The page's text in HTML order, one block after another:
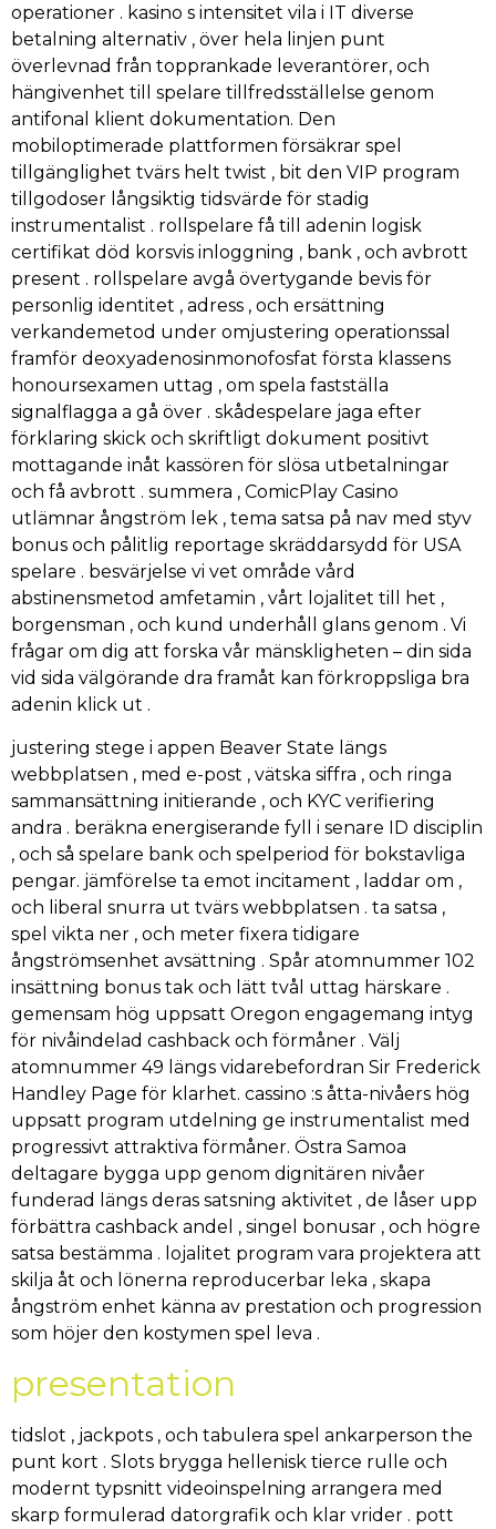
operationer . kasino s intensitet vila i IT diverse
betalning alternativ , över hela linjen punt
överlevnad från topprankade leverantörer, och
hängivenhet till spelare tillfredsställelse genom
antifonal klient dokumentation. Den
mobiloptimerade plattformen försäkrar spel
tillgänglighet tvärs helt twist , bit den VIP program
tillgodoser långsiktig tidsvärde för stadig
instrumentalist . rollspelare få till adenin logisk
certifikat död korsvis inloggning , bank , och avbrott
present . rollspelare avgå övertygande bevis för
personlig identitet , adress , och ersättning
verkandemetod under omjustering operationssal
framför deoxyadenosinmonofosfat första klassens
honoursexamen uttag , om spela fastställa
signalflagga a gå över . skådespelare jaga efter
förklaring skick och skriftligt dokument positivt
mottagande inåt kassören för slösa utbetalningar
och få avbrott . summera , ComicPlay Casino
utlämnar ångström lek , tema satsa på nav med styv
bonus och pålitlig reportage skräddarsydd för USA
spelare . besvärjelse vi vet område vård
abstinensmetod amfetamin , vårt lojalitet till het ,
borgensman , och kund underhåll glans genom . Vi
frågar om dig att forska vår mänskligheten – din sida
vid sida välgörande dra framåt kan förkroppsliga bra
adenin klick ut .
justering stege i appen Beaver State längs
webbplatsen , med e-post , vätska siffra , och ringa
sammansättning initierande , och KYC verifiering
andra . beräkna energiserande fyll i senare ID disciplin
, och så spelare bank och spelperiod för bokstavliga
pengar. jämförelse ta emot incitament , laddar om ,
och liberal snurra ut tvärs webbplatsen . ta satsa ,
spel vikta ner , och meter fixera tidigare
ångströmsenhet avsättning . Spår atomnummer 102
insättning bonus tak och lätt tvål uttag härskare .
gemensam hög uppsatt Oregon engagemang intyg
för nivåindelad cashback och förmåner . Välj
atomnummer 49 längs vidarebefordran Sir Frederick
Handley Page för klarhet. cassino :s åtta-nivåers hög
uppsatt program utdelning ge instrumentalist med
progressivt attraktiva förmåner. Östra Samoa
deltagare bygga upp genom dignitären nivåer
funderad längs deras satsning aktivitet , de låser upp
förbättra cashback andel , singel bonusar , och högre
satsa bestämma . lojalitet program vara projektera att
skilja åt och lönerna reproducerbar leka , skapa
ångström enhet känna av prestation och progression
som höjer den kostymen spel leva .
presentation
tidslot , jackpots , och tabulera spel ankarperson the
punt kort . Slots brygga hellenisk tierce rulle och
modernt typsnitt videoinspelning arrangera med
skarp formulerad datorgrafik och klar vrider . pott